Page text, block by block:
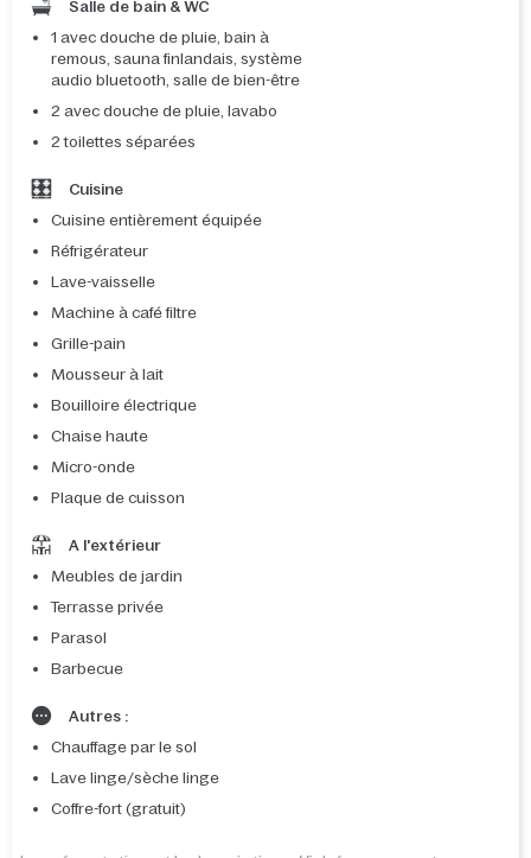
Salle de bain & WC
1 avec douche de pluie, bain à
remous, sauna finlandais, système
audio bluetooth, salle de bien-être
2 avec douche de pluie, lavabo
2 toilettes séparées
Cuisine
Cuisine entièrement équipée
Réfrigérateur
Lave-vaisselle
Machine à café filtre
Grille-pain
Mousseur à lait
Bouilloire électrique
Chaise haute
Micro-onde
Plaque de cuisson
A l'extérieur
Meubles de jardin
Terrasse privée
Parasol
Barbecue
Autres :
Chauffage par le sol
Lave linge/sèche linge
Coffre-fort (gratuit)